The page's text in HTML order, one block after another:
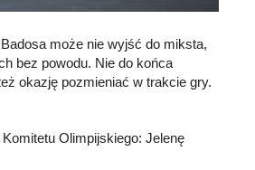
może nie wyjść do miksta,
bez powodu. Nie do końca
okazję pozmieniać w trakcie gry.
Olimpijskiego: Jelenę